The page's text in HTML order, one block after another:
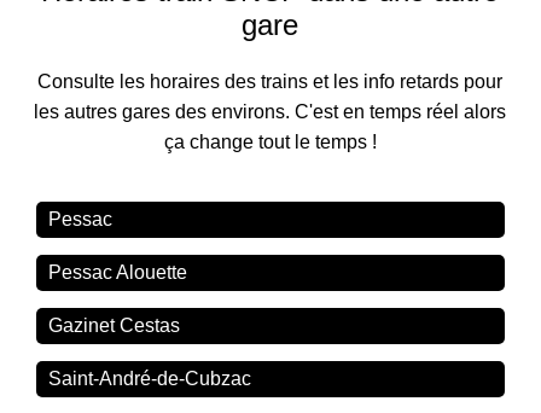
gare
Consulte les horaires des trains et les info retards pour
les autres gares des environs. C'est en temps réel alors
ça change tout le temps !
Pessac
Pessac Alouette
Gazinet Cestas
Saint-André-de-Cubzac